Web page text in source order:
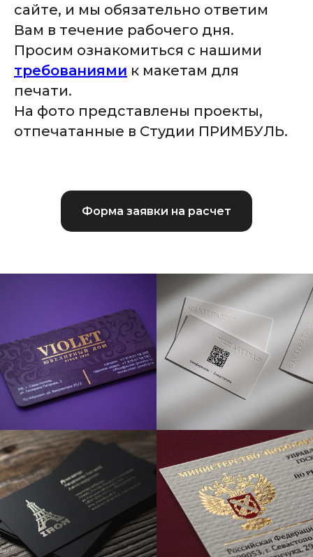
сайте, и мы обязательно ответим
Вам в течение рабочего дня.
Просим ознакомиться с нашими
требованиями к макетам для
печати.
На фото представлены проекты,
отпечатанные в Студии ПРИМБУЛЬ.
Форма заявки на расчет